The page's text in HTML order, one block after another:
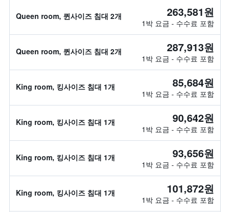
Queen room, 퀸사이즈 침대 2개 263,581원
1박 요금 - 수수료 포함
Queen room, 퀸사이즈 침대 2개 287,913원
1박 요금 - 수수료 포함
King room, 킹사이즈 침대 1개 85,684원
1박 요금 - 수수료 포함
King room, 킹사이즈 침대 1개 90,642원
1박 요금 - 수수료 포함
King room, 킹사이즈 침대 1개 93,656원
1박 요금 - 수수료 포함
King room, 킹사이즈 침대 1개 101,872원
1박 요금 - 수수료 포함